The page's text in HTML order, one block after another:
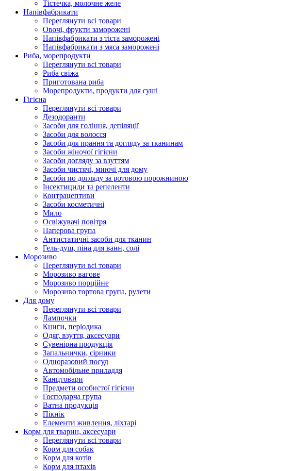
Тістечка, молочне желе
Напівфабрикати
Переглянути всі товари
Овочі, фрукти заморожені
Напівфабрикати з тіста заморожені
Напівфабрикати з мяса заморожені
Риба, морепродукти
Переглянути всі товари
Риба свіжа
Приготована риба
Морепродукти, продукти для суші
Гігієна
Переглянути всі товари
Дезодоранти
Засоби для гоління, депіляції
Засоби для волосся
Засоби для прання та догляду за тканинам
Засоби жіночої гігієни
Засоби догляду за взуттям
Засоби чистячі, миючі для дому
Засоби по догляду за ротовою порожниною
Інсектициди та репеленти
Контрацептиви
Засоби косметичні
Мило
Освіжувачі повітря
Паперова група
Антистатичні засоби для тканин
Гель-душ, піна для ванн, солі
Морозиво
Переглянути всі товари
Морозиво вагове
Морозиво порційне
Морозиво тортова група, рулети
Для дому
Переглянути всі товари
Лампочки
Книги, періодика
Одяг, взуття, аксесуари
Сувенірна продукція
Запальнички, сірники
Одноразовий посуд
Автомобільне приладдя
Канцтовари
Предмети особистої гігієни
Господарча група
Ватна продукція
Пікнік
Елементи живлення, ліхтарі
Корм для тварин, аксесуари
Переглянути всі товари
Корм для собак
Корм для котів
Корм для птахів